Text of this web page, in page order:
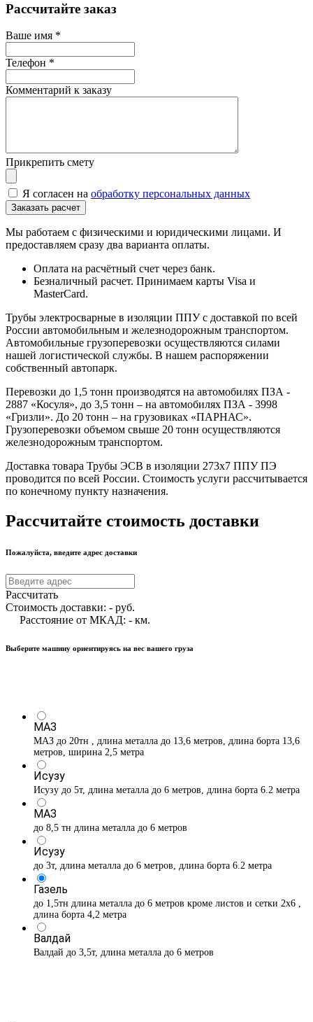
Рассчитайте заказ
Ваше имя *
Телефон *
Комментарий к заказу
Прикрепить смету
Я согласен на обработку персональных данных
Мы работаем с физическими и юридическими лицами. И
предоставляем сразу два варианта оплаты.
Оплата на расчётный счет через банк.
Безналичный расчет. Принимаем карты Visa и
MasterCard.
Трубы электросварные в изоляции ППУ с доставкой по всей
России автомобильным и железнодорожным транспортом.
Автомобильные грузоперевозки осуществляются силами
нашей логистической службы. В нашем распоряжении
собственный автопарк.
Перевозки до 1,5 тонн производятся на автомобилях ПЗА -
2887 «Косуля», до 3,5 тонн – на автомобилях ПЗА - 3998
«Гризли». До 20 тонн – на грузовиках «ПАРНАС».
Грузоперевозки объемом свыше 20 тонн осуществляются
железнодорожным транспортом.
Доставка товара Трубы ЭСВ в изоляции 273х7 ППУ ПЭ
проводится по всей России. Стоимость услуги рассчитывается
по конечному пункту назначения.
Рассчитайте стоимость доставки
Пожалуйста, введите адрес доставки
Рассчитать
Стоимость доставки: - руб.
Расстояние от МКАД: - км.
Выберите машину ориентируясь на вес вашего груза
МАЗ
МАЗ до 20тн , длина металла до 13,6 метров, длина борта 13,6
метров, ширина 2,5 метра
Исузу
Исузу до 5т, длина металла до 6 метров, длина борта 6.2 метра
МАЗ
до 8,5 тн длина металла до 6 метров
Исузу
до 3т, длина металла до 6 метров, длина борта 6.2 метра
Газель
до 1,5тн длина металла до 6 метров кроме листов и сетки 2х6 ,
длина борта 4,2 метра
Валдай
Валдай до 3,5т, длина металла до 6 метров